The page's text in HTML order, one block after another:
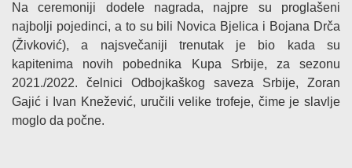
Na ceremoniji dodele nagrada, najpre su proglašeni
najbolji pojedinci, a to su bili Novica Bjelica i Bojana Drča
(Živković), a najsvečaniji trenutak je bio kada su
kapitenima novih pobednika Kupa Srbije, za sezonu
2021./2022. čelnici Odbojkaškog saveza Srbije, Zoran
Gajić i Ivan Knežević, uručili velike trofeje, čime je slavlje
moglo da počne.